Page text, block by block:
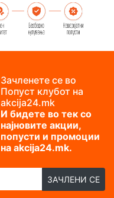
Зачленете се во
Попуст клубот на
akcija24.mk
И бидете во тек со
најновите акции,
попусти и промоции
на akcija24.mk.
ЗАЧЛЕНИ СЕ